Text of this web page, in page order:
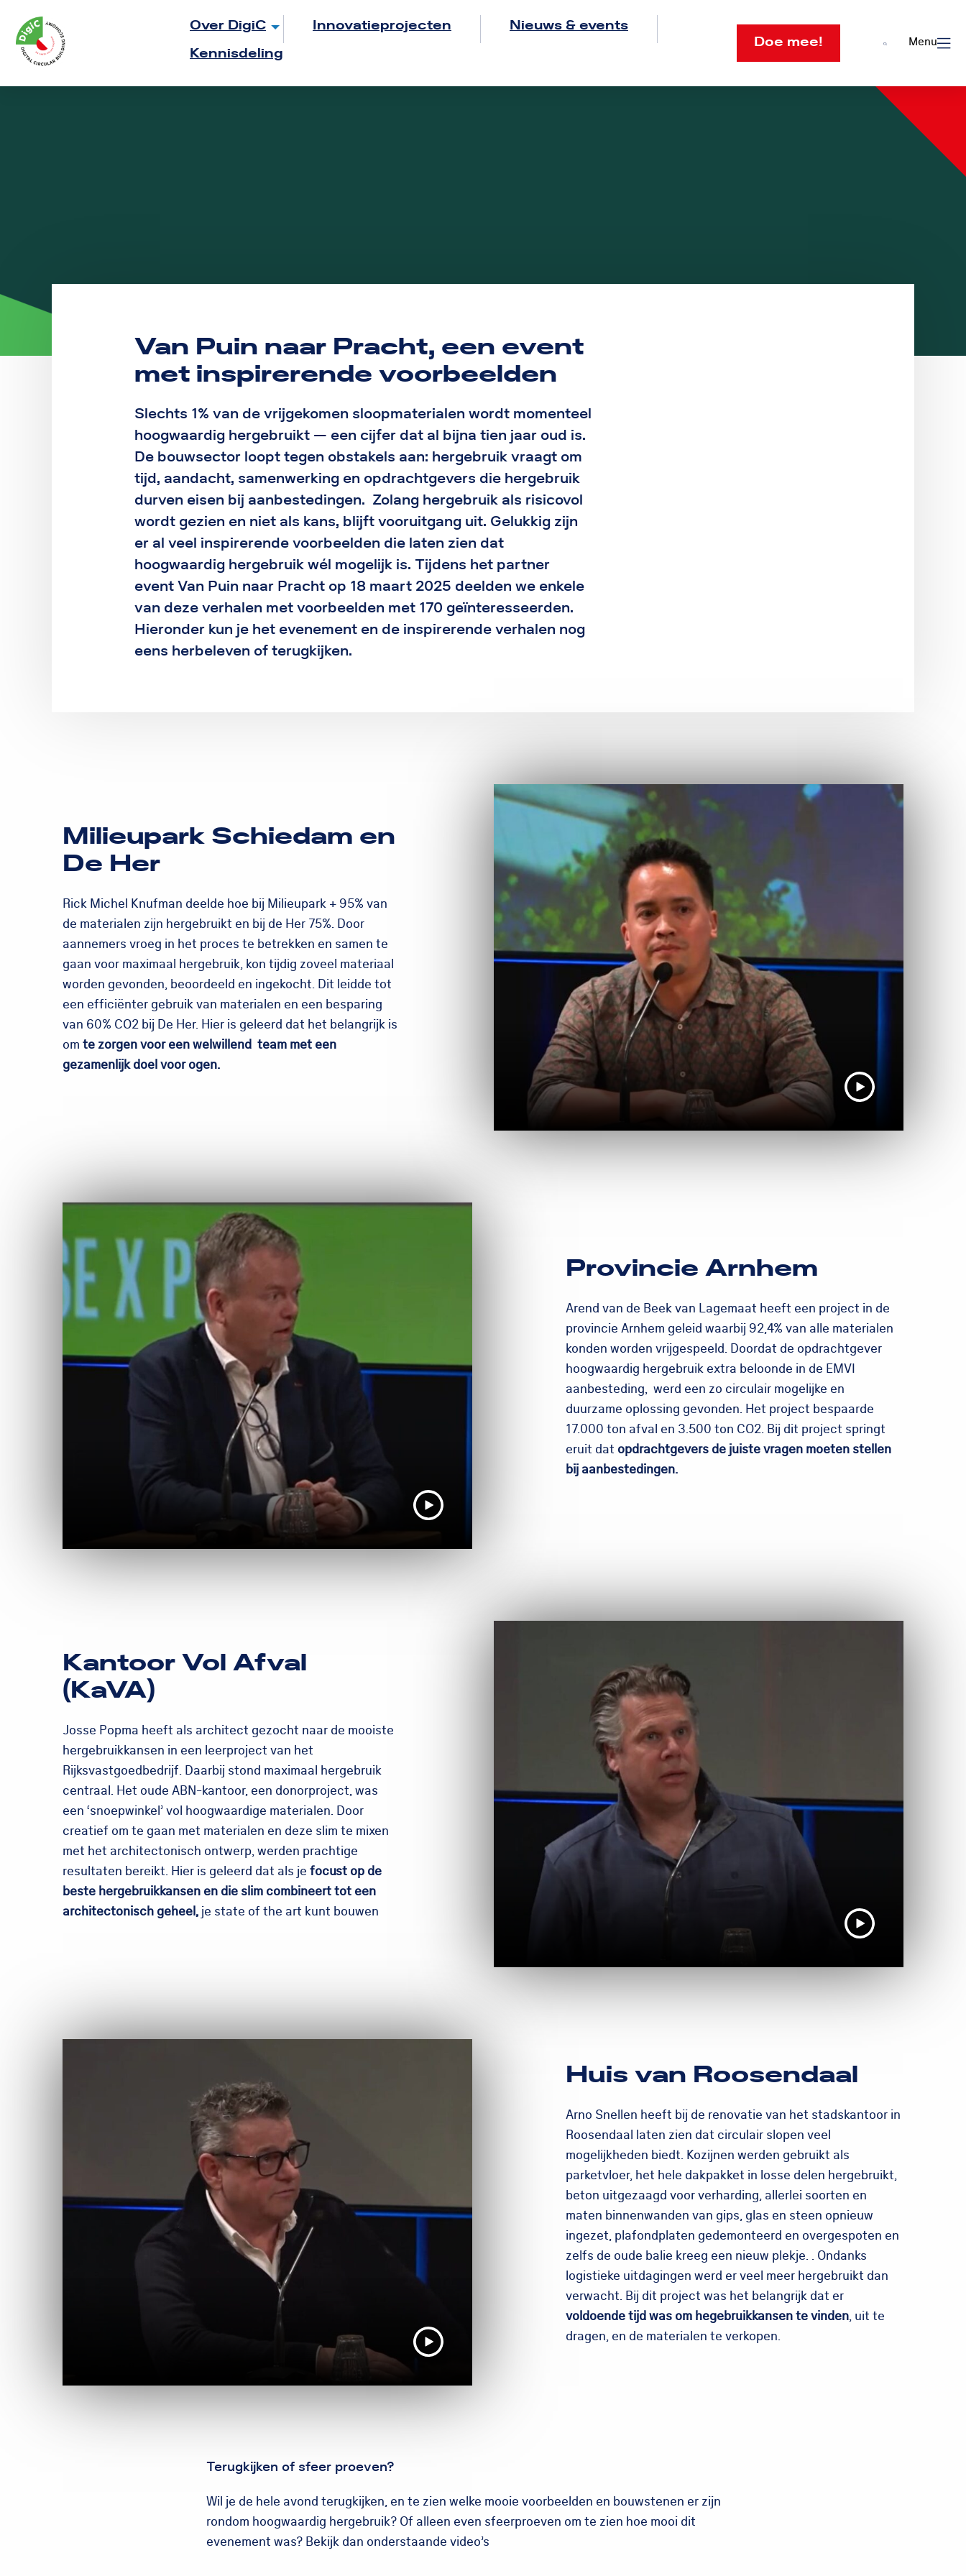
Logo
Rom
Utrecht
Over DigiC Innovatieprojecten
Nieuws & events
Kennisdeling
Doe mee!
OpenMenu
Van Puin naar Pracht, een event
met inspirerende voorbeelden
Slechts 1% van de vrijgekomen sloopmaterialen wordt momenteel
hoogwaardig hergebruikt — een cijfer dat al bijna tien jaar oud is.
De bouwsector loopt tegen obstakels aan: hergebruik vraagt om
tijd, aandacht, samenwerking en opdrachtgevers die hergebruik
durven eisen bij aanbestedingen. Zolang hergebruik als risicovol
wordt gezien en niet als kans, blijft vooruitgang uit. Gelukkig zijn
er al veel inspirerende voorbeelden die laten zien dat
hoogwaardig hergebruik wél mogelijk is. Tijdens het partner
event Van Puin naar Pracht op 18 maart 2025 deelden we enkele
van deze verhalen met voorbeelden met 170 geïnteresseerden.
Hieronder kun je het evenement en de inspirerende verhalen nog
eens herbeleven of terugkijken.
Milieupark Schiedam en
De Her
Rick Michel Knufman deelde hoe bij Milieupark + 95% van
de materialen zijn hergebruikt en bij de Her 75%. Door
aannemers vroeg in het proces te betrekken en samen te
gaan voor maximaal hergebruik, kon tijdig zoveel materiaal
worden gevonden, beoordeeld en ingekocht. Dit leidde tot
een efficiënter gebruik van materialen en een besparing
van 60% CO2 bij De Her. Hier is geleerd dat het belangrijk is
omte zorgen voor een welwillend team met een
gezamenlijk doel voor ogen.
Provincie Arnhem
Arend van de Beek van Lagemaat heeft een project in de
provincie Arnhem geleid waarbij 92,4% van alle materialen
konden worden vrijgespeeld. Doordat de opdrachtgever
hoogwaardig hergebruik extra beloonde in de EMVI
aanbesteding, werd een zo circulair mogelijke en
duurzame oplossing gevonden. Het project bespaarde
17.000 ton afval en 3.500 ton CO2. Bij dit project springt
eruit dat opdrachtgevers de juiste vragen moeten stellen
bij aanbestedingen.
Kantoor Vol Afval
(KaVA)
Josse Popma heeft als architect gezocht naar de mooiste
hergebruikkansen in een leerproject van het
Rijksvastgoedbedrijf. Daarbij stond maximaal hergebruik
centraal. Het oude ABN-kantoor, een donorproject, was
een ‘snoepwinkel’ vol hoogwaardige materialen. Door
creatief om te gaan met materialen en deze slim te mixen
met het architectonisch ontwerp, werden prachtige
resultaten bereikt. Hier is geleerd dat als jefocust op de
beste hergebruikkansen en die slim combineert tot een
architectonisch geheel, je state of the art kunt bouwen
Huis van Roosendaal
Arno Snellen heeft bij de renovatie van het stadskantoor in
Roosendaal laten zien dat circulair slopen veel
mogelijkheden biedt. Kozijnen werden gebruikt als
parketvloer, het hele dakpakket in losse delen hergebruikt,
beton uitgezaagd voor verharding, allerlei soorten en
maten binnenwanden van gips, glas en steen opnieuw
ingezet, plafondplaten gedemonteerd en overgespoten en
zelfs de oude balie kreeg een nieuw plekje. . Ondanks
logistieke uitdagingen werd er veel meer hergebruikt dan
verwacht. Bij dit project was het belangrijk dat er
voldoende tijd was om hegebruikkansen te vinden, uit te
dragen, en de materialen te verkopen.
Terugkijken of sfeer proeven?
Wil je de hele avond terugkijken, en te zien welke mooie voorbeelden en bouwstenen er zijn
rondom hoogwaardig hergebruik? Of alleen even sfeerproeven om te zien hoe mooi dit
evenement was? Bekijk dan onderstaande video’s